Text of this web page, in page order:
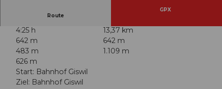
Route
GPX
4:25 h
13,37 km
642 m
642 m
483 m
1.109 m
626 m
Start: Bahnhof Giswil
Ziel: Bahnhof Giswil